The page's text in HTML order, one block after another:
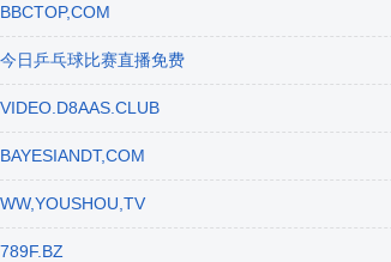
BBCTOP,COM
今日乒乓球比赛直播免费
VIDEO.D8AAS.CLUB
BAYESIANDT,COM
WW,YOUSHOU,TV
789F.BZ